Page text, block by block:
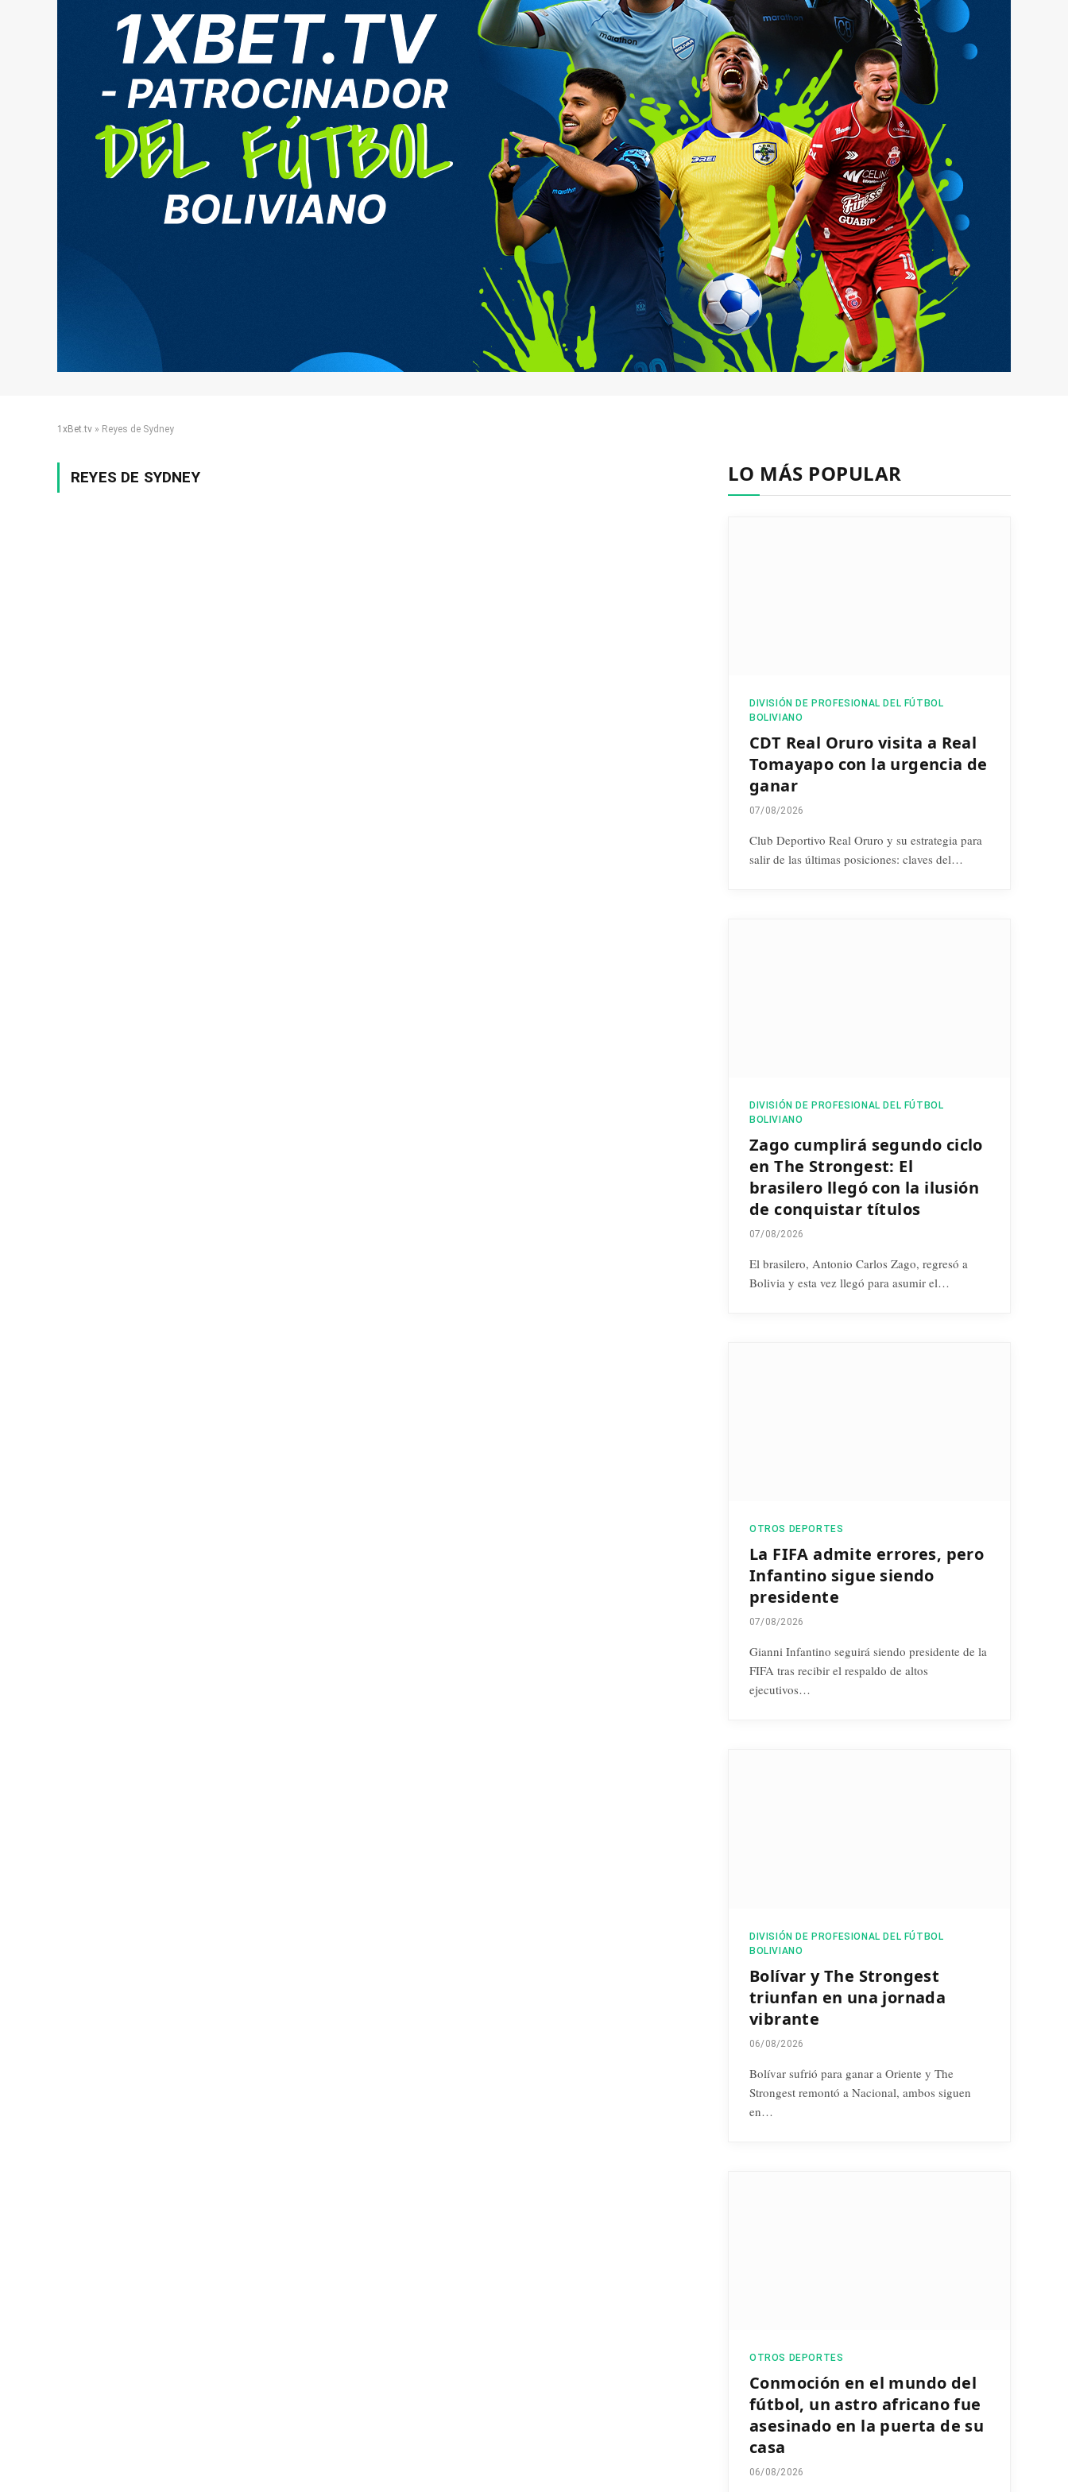
1xBet.tv » Reyes de Sydney
REYES DE SYDNEY LO MÁS POPULAR
DIVISIÓN DE PROFESIONAL DEL FÚTBOL
BOLIVIANO
CDT Real Oruro visita a Real
Tomayapo con la urgencia de
ganar
07/08/2026
Club Deportivo Real Oruro y su estrategia para
salir de las últimas posiciones: claves del…
DIVISIÓN DE PROFESIONAL DEL FÚTBOL
BOLIVIANO
Zago cumplirá segundo ciclo
en The Strongest: El
brasilero llegó con la ilusión
de conquistar títulos
07/08/2026
El brasilero, Antonio Carlos Zago, regresó a
Bolivia y esta vez llegó para asumir el…
OTROS DEPORTES
La FIFA admite errores, pero
Infantino sigue siendo
presidente
07/08/2026
Gianni Infantino seguirá siendo presidente de la
FIFA tras recibir el respaldo de altos
ejecutivos…
DIVISIÓN DE PROFESIONAL DEL FÚTBOL
BOLIVIANO
Bolívar y The Strongest
triunfan en una jornada
vibrante
06/08/2026
Bolívar sufrió para ganar a Oriente y The
Strongest remontó a Nacional, ambos siguen
en…
OTROS DEPORTES
Conmoción en el mundo del
fútbol, un astro africano fue
asesinado en la puerta de su
casa
06/08/2026